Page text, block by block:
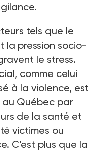
tels que le
la pression socio-
le stress.
comme celui
à la violence, est
Québec par
de la santé et
victimes ou
C’est plus que la